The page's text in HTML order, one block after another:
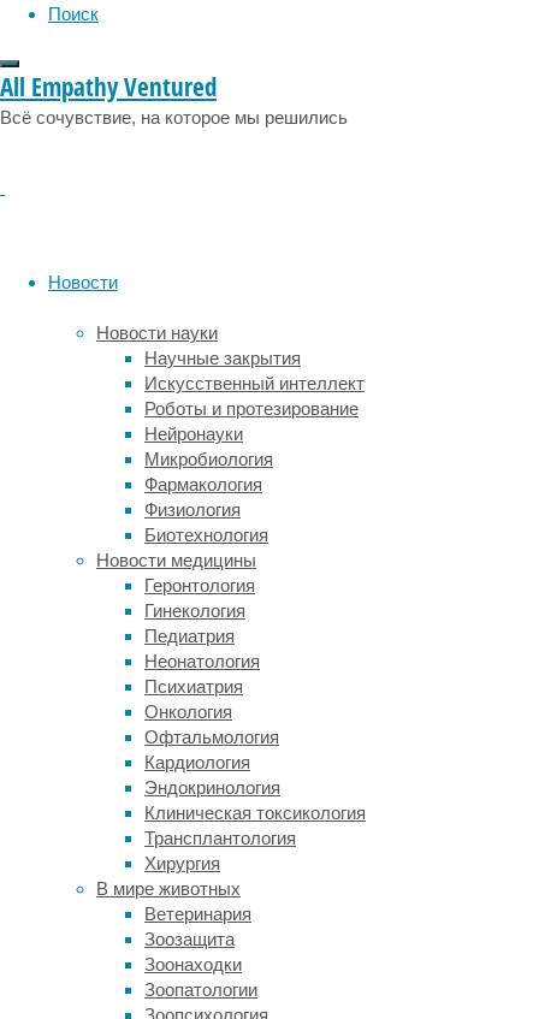
Поиск
All Empathy Ventured
Всё сочувствие, на которое мы решились
Новости
Новости науки
Научные закрытия
Искусственный интеллект
Роботы и протезирование
Нейронауки
Микробиология
Фармакология
Физиология
Биотехнология
Новости медицины
Геронтология
Гинекология
Педиатрия
Неонатология
Психиатрия
Онкология
Офтальмология
Кардиология
Эндокринология
Клиническая токсикология
Трансплантология
Хирургия
В мире животных
Ветеринария
Зоозащита
Зоонаходки
Зоопатологии
Зоопсихология
мутациями
в
бета-
глобина
(HBB).
Серповидно-
клеточная
анемия
вызывается
мутацией
HBB,
приводящей
единичной
аминокислотной
замене
первичной
последовательности
глобина,
свою
очередь,